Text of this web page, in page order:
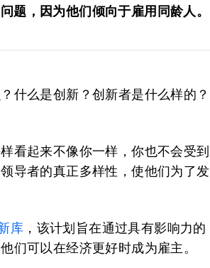
题，因为他们倾向于雇用同龄人。
什么是创新？创新者是什么样的？
看起来不像你一样，你也不会受到
导者的真正多样性，使他们为了发
库 ，该计划旨在通过具有影响力的
们可以在经济更好时成为雇主。